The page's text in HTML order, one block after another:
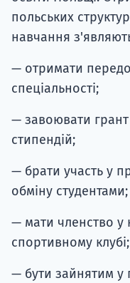
польських
навчання
— отримати
спеціальності;
— завоювати
стипендій;
— брати участь у
обміну студентами;
— мати членство у
спортивному клубі;
— бути зайнятим у